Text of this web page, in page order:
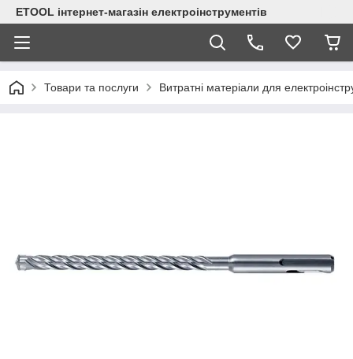
ETOOL інтернет-магазін електроінструментів
Товари та послуги Витратні матеріали для